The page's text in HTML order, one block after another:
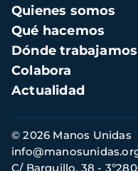
Navegación
principal
Quienes somos
Qué hacemos
Dónde trabajamos
Colabora
Actualidad
Información
de
contacto
© 2026 Manos Unidas
C/ Barquillo, 38 -